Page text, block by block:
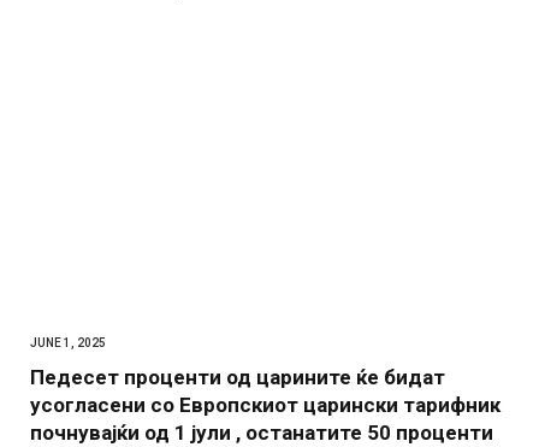
JUNE 1, 2025
Педесет проценти од царините ќе бидат
усогласени со Европскиот царински тарифник
почнувајќи од 1 јули , останатите 50 проценти